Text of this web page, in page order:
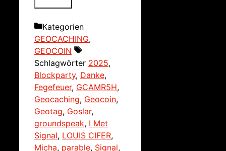
Kategorien
GEOCACHING,
GEOCOIN
Schlagwörter 2025,
Blockparty, Danke,
Fegefeuer, GCAMR5H,
Geocaching, Geocoin,
Geotag, Goslar,
groundspeak, I Met
Signal, LOUIS CIFER,
Micha, parable, Signal,